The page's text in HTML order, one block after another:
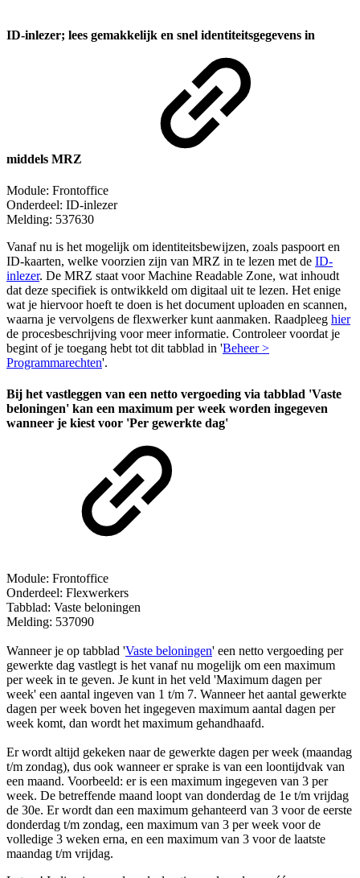
ID-inlezer; lees gemakkelijk en snel identiteitsgegevens in
middels MRZ
Module: Frontoffice
Onderdeel: ID-inlezer
Melding: 537630
Vanaf nu is het mogelijk om identiteitsbewijzen, zoals paspoort en
ID-kaarten, welke voorzien zijn van MRZ in te lezen met de ID-
inlezer. De MRZ staat voor Machine Readable Zone, wat inhoudt
dat deze specifiek is ontwikkeld om digitaal uit te lezen. Het enige
wat je hiervoor hoeft te doen is het document uploaden en scannen,
waarna je vervolgens de flexwerker kunt aanmaken. Raadpleeg hier
de procesbeschrijving voor meer informatie. Controleer voordat je
begint of je toegang hebt tot dit tabblad in 'Beheer >
Programmarechten'.
Bij het vastleggen van een netto vergoeding via tabblad 'Vaste
beloningen' kan een maximum per week worden ingegeven
wanneer je kiest voor 'Per gewerkte dag'
Module: Frontoffice
Onderdeel: Flexwerkers
Tabblad: Vaste beloningen
Melding: 537090
Wanneer je op tabblad 'Vaste beloningen' een netto vergoeding per
gewerkte dag vastlegt is het vanaf nu mogelijk om een maximum
per week in te geven. Je kunt in het veld 'Maximum dagen per
week' een aantal ingeven van 1 t/m 7. Wanneer het aantal gewerkte
dagen per week boven het ingegeven maximum aantal dagen per
week komt, dan wordt het maximum gehandhaafd.
Er wordt altijd gekeken naar de gewerkte dagen per week (maandag
t/m zondag), dus ook wanneer er sprake is van een loontijdvak van
een maand. Voorbeeld: er is een maximum ingegeven van 3 per
week. De betreffende maand loopt van donderdag de 1e t/m vrijdag
de 30e. Er wordt dan een maximum gehanteerd van 3 voor de eerste
donderdag t/m zondag, een maximum van 3 per week voor de
volledige 3 weken erna, en een maximum van 3 voor de laatste
maandag t/m vrijdag.